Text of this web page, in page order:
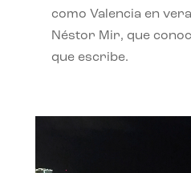
como Valencia en
Néstor Mir, que
que escribe.